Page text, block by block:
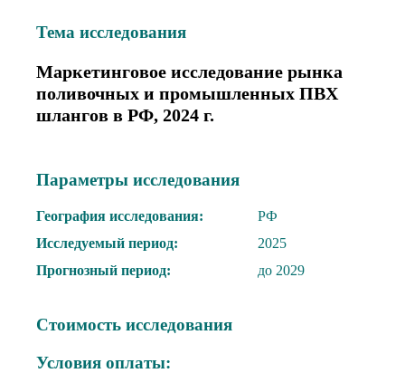
Тема иcследования
Маркетинговое исследование рынка
поливочных и промышленных ПВХ
шлангов в РФ, 2024 г.
Параметры исследования
География исследования:
РФ
Исследуемый период:
2025
Прогнозный период:
до 2029
Стоимость исследования
Условия оплаты: